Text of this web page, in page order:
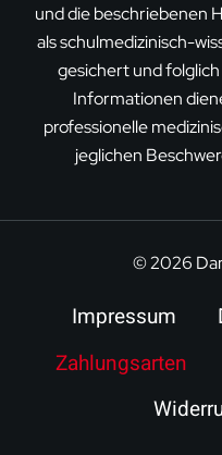
und die beschriebenen
als schulmedizinisch-
gesichert und
Informationen
professionelle
jeglichen
© 2026
Impressum
Zahlungsarten